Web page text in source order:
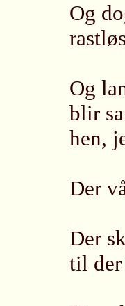
Og
Og
blir
hen,
Der
Der
til der